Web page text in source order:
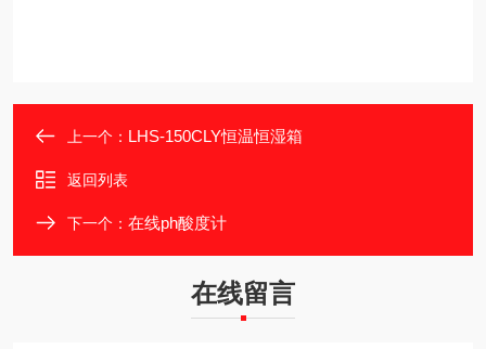
上一个： LHS-150CLY恒温恒湿箱
返回列表
下一个： 在线ph酸度计
在线留言